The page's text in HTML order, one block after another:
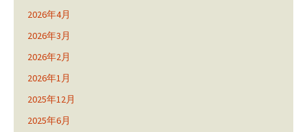
2026年4月
2026年3月
2026年2月
2026年1月
2025年12月
2025年6月